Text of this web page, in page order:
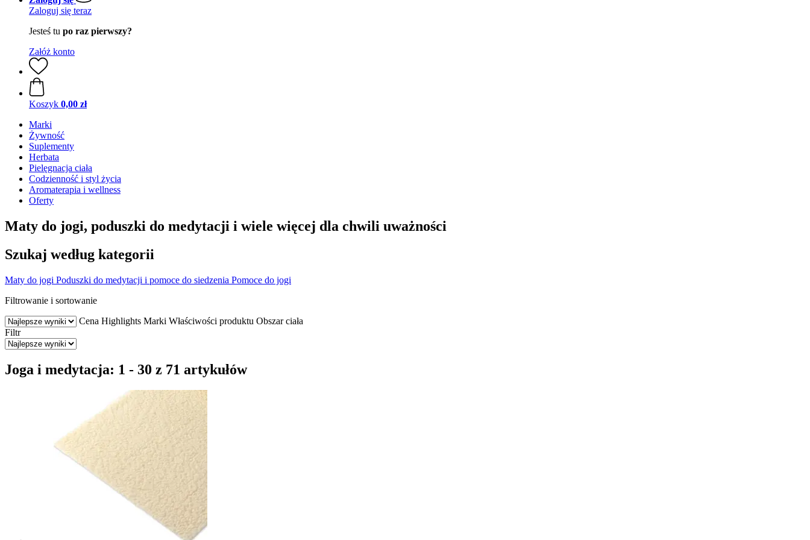
Zaloguj się teraz
Jesteś tu po raz pierwszy?
Załóż konto
Koszyk 0,00 zł
Marki
Żywność
Suplementy
Herbata
Pielęgnacja ciała
Codzienność i styl życia
Aromaterapia i wellness
Oferty
Maty do jogi, poduszki do medytacji i wiele więcej dla chwili uważności
Szukaj według kategorii
Maty do jogi Poduszki do medytacji i pomoce do siedzenia Pomoce do jogi
Filtrowanie i sortowanie
Cena Highlights Marki Właściwości produktu Obszar ciała
Filtr
Joga i medytacja: 1 - 30 z 71 artykułów